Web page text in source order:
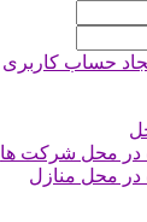
حساب کاربری
در محل شرکت ها
محل منازل